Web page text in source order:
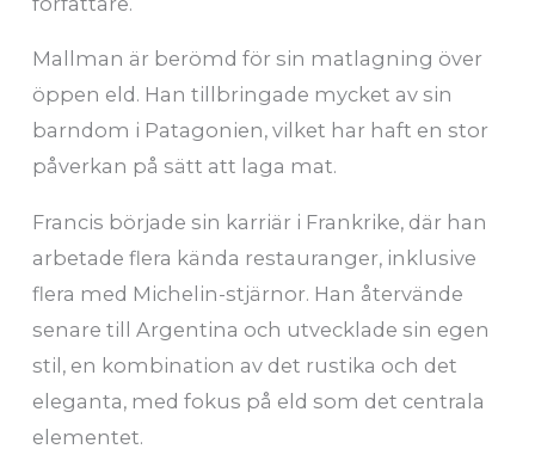
Mallman är berömd för sin matlagning över
öppen eld. Han tillbringade mycket av sin
barndom i Patagonien, vilket har haft en stor
påverkan på sätt att laga mat.
Francis började sin karriär i Frankrike, där han
arbetade flera kända restauranger, inklusive
flera med Michelin-stjärnor. Han återvände
senare till Argentina och utvecklade sin egen
stil, en kombination av det rustika och det
eleganta, med fokus på eld som det centrala
elementet.